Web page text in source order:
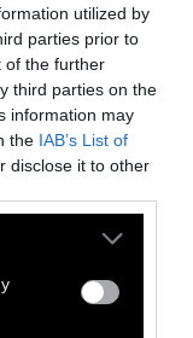
utilized by
parties prior to
of the further
third parties on the
information may
the IAB’s List of
disclose it to other
θάλασσα
μέρες,
μες στο νερό,
και να
μέσα της.
μετά σιωπή.
Γιατί
μάλιστα
η θύμηση;